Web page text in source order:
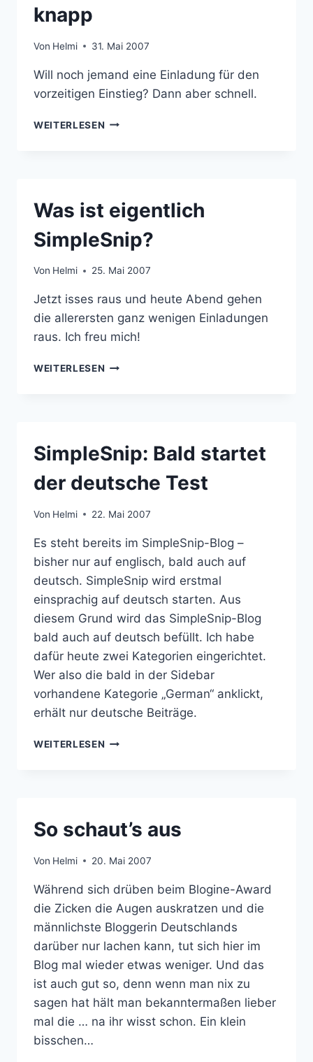
knapp
Von Helmi 31. Mai 2007
Will noch jemand eine Einladung für den
vorzeitigen Einstieg? Dann aber schnell.
WEITERLESEN SIMPLESNIP:
Was ist eigentlich
SimpleSnip?
Von Helmi 25. Mai 2007
Jetzt isses raus und heute Abend gehen
die allerersten ganz wenigen Einladungen
raus. Ich freu mich!
WEITERLESEN WAS
SimpleSnip: Bald startet
der deutsche Test
Von Helmi 22. Mai 2007
Es steht bereits im SimpleSnip-Blog –
bisher nur auf englisch, bald auch auf
deutsch. SimpleSnip wird erstmal
einsprachig auf deutsch starten. Aus
diesem Grund wird das SimpleSnip-Blog
bald auch auf deutsch befüllt. Ich habe
dafür heute zwei Kategorien eingerichtet.
Wer also die bald in der Sidebar
vorhandene Kategorie „German“ anklickt,
erhält nur deutsche Beiträge.
WEITERLESEN SIMPLESNIP:
So schaut’s aus
Von Helmi 20. Mai 2007
Während sich drüben beim Blogine-Award
die Zicken die Augen auskratzen und die
männlichste Bloggerin Deutschlands
darüber nur lachen kann, tut sich hier im
Blog mal wieder etwas weniger. Und das
ist auch gut so, denn wenn man nix zu
sagen hat hält man bekanntermaßen lieber
mal die … na ihr wisst schon. Ein klein
bisschen…